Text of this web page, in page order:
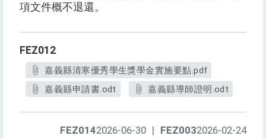
項文件概不退還。
FEZ012
嘉義縣清寒優秀學生獎學金實施要點.pdf
嘉義縣申請書.odt
嘉義縣導師證明.odt
FEZ0032026-02-24
FEZ0142026-06-30 |